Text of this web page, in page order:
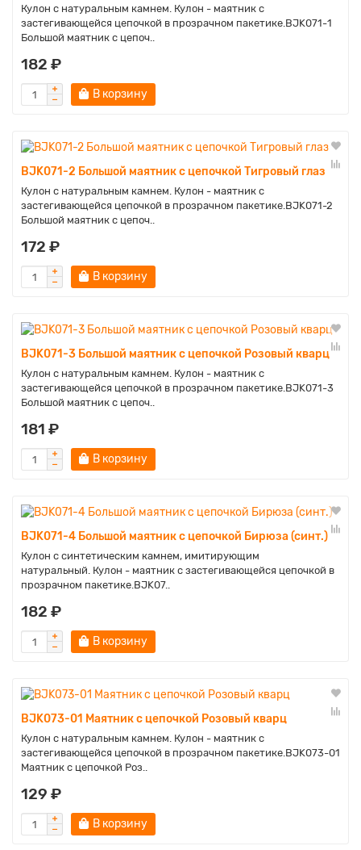
Кулон с натуральным камнем. Кулон - маятник с
застегивающейся цепочкой в прозрачном пакетике.BJK071-1
Большой маятник с цепоч..
182 ₽
В корзину
BJK071-2 Большой маятник с цепочкой Тигровый глаз
Кулон с натуральным камнем. Кулон - маятник с
застегивающейся цепочкой в прозрачном пакетике.BJK071-2
Большой маятник с цепоч..
172 ₽
В корзину
BJK071-3 Большой маятник с цепочкой Розовый кварц
Кулон с натуральным камнем. Кулон - маятник с
застегивающейся цепочкой в прозрачном пакетике.BJK071-3
Большой маятник с цепоч..
181 ₽
В корзину
BJK071-4 Большой маятник с цепочкой Бирюза (синт.)
Кулон с синтетическим камнем, имитирующим
натуральный. Кулон - маятник с застегивающейся цепочкой в
прозрачном пакетике.BJK07..
182 ₽
В корзину
BJK073-01 Маятник с цепочкой Розовый кварц
Кулон с натуральным камнем. Кулон - маятник с
застегивающейся цепочкой в прозрачном пакетике.BJK073-01
Маятник с цепочкой Роз..
129 ₽
В корзину